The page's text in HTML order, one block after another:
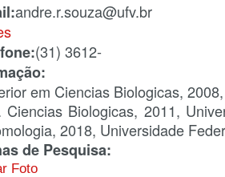
andre.r.souza@ufv.br
(31) 3612-
em Ciencias Biologicas,
Ciencias Biologicas, 2011,
2018, Universidade
de Pesquisa:
Foto